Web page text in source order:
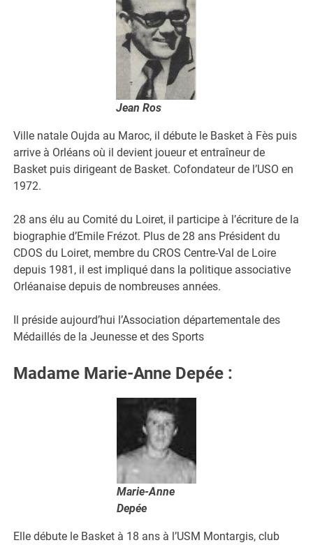
Jean Ros
Ville natale Oujda au Maroc, il débute le Basket à Fès puis
arrive à Orléans où il devient joueur et entraîneur de
Basket puis dirigeant de Basket. Cofondateur de l’USO en
1972.
28 ans élu au Comité du Loiret, il participe à l’écriture de la
biographie d’Emile Frézot. Plus de 28 ans Président du
CDOS du Loiret, membre du CROS Centre-Val de Loire
depuis 1981, il est impliqué dans la politique associative
Orléanaise depuis de nombreuses années.
Il préside aujourd’hui l’Association départementale des
Médaillés de la Jeunesse et des Sports
Madame Marie-Anne Depée :
Marie-Anne
Depée
Elle débute le Basket à 18 ans à l’USM Montargis, club